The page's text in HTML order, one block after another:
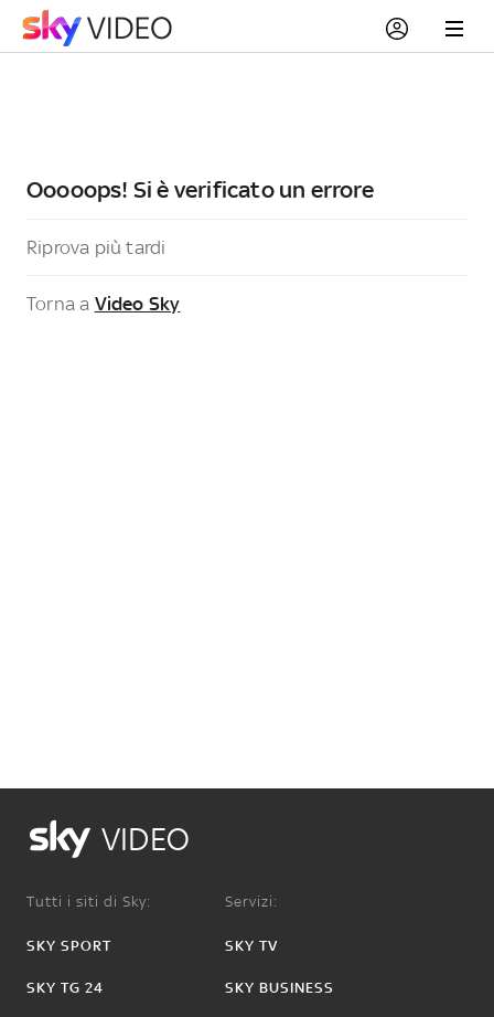
Ooooops! Si è verificato un errore
Riprova più tardi
Torna a Video Sky
VIDEO
Tutti i siti di Sky:
SKY SPORT
SKY TG 24
Servizi:
SKY TV
SKY BUSINESS